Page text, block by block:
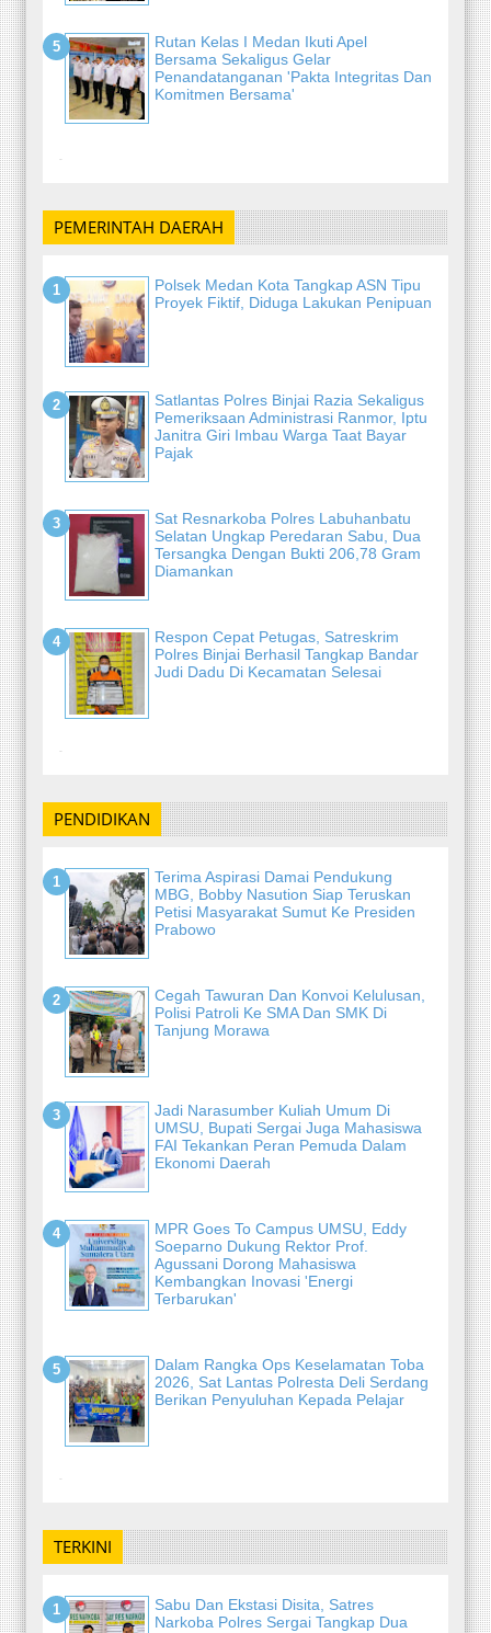
Rutan Kelas I Medan Ikuti Apel
Bersama Sekaligus Gelar
Penandatanganan 'Pakta Integritas Dan
Komitmen Bersama'
-
PEMERINTAH DAERAH
Polsek Medan Kota Tangkap ASN Tipu
Proyek Fiktif, Diduga Lakukan Penipuan
Satlantas Polres Binjai Razia Sekaligus
Pemeriksaan Administrasi Ranmor, Iptu
Janitra Giri Imbau Warga Taat Bayar
Pajak
Sat Resnarkoba Polres Labuhanbatu
Selatan Ungkap Peredaran Sabu, Dua
Tersangka Dengan Bukti 206,78 Gram
Diamankan
Respon Cepat Petugas, Satreskrim
Polres Binjai Berhasil Tangkap Bandar
Judi Dadu Di Kecamatan Selesai
-
PENDIDIKAN
Terima Aspirasi Damai Pendukung
MBG, Bobby Nasution Siap Teruskan
Petisi Masyarakat Sumut Ke Presiden
Prabowo
Cegah Tawuran Dan Konvoi Kelulusan,
Polisi Patroli Ke SMA Dan SMK Di
Tanjung Morawa
Jadi Narasumber Kuliah Umum Di
UMSU, Bupati Sergai Juga Mahasiswa
FAI Tekankan Peran Pemuda Dalam
Ekonomi Daerah
MPR Goes To Campus UMSU, Eddy
Soeparno Dukung Rektor Prof.
Agussani Dorong Mahasiswa
Kembangkan Inovasi 'Energi
Terbarukan'
Dalam Rangka Ops Keselamatan Toba
2026, Sat Lantas Polresta Deli Serdang
Berikan Penyuluhan Kepada Pelajar
-
TERKINI
Sabu Dan Ekstasi Disita, Satres
Narkoba Polres Sergai Tangkap Dua